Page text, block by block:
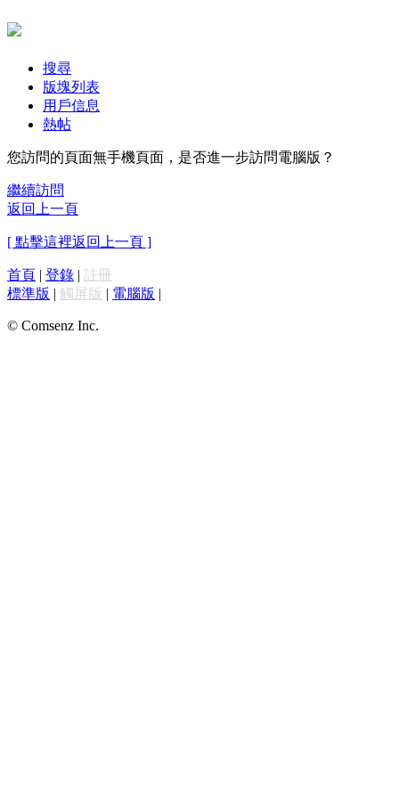
搜尋
版塊列表
用戶信息
熱帖
您訪問的頁面無手機頁面，是否進一步訪問電腦版？
繼續訪問
返回上一頁
[ 點擊這裡返回上一頁 ]
首頁 | 登錄 | 註冊
標準版 | 觸屏版 | 電腦版 |
© Comsenz Inc.